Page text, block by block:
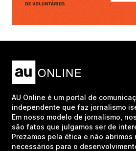
AU Online é um portal de
independente que faz jornalismo
Em nosso modelo de jornalismo,
são fatos que julgamos ser de
Prezamos pela ética e não abrimos
necessários para o